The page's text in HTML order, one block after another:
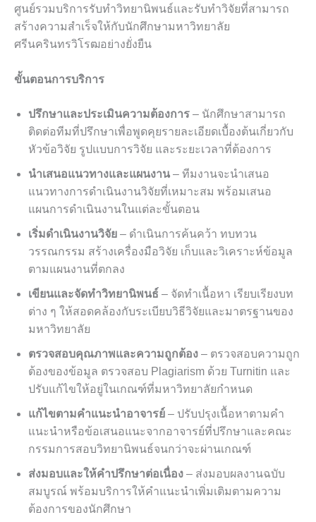
ศูนย์รวมบริการรับทำวิทยานิพนธ์และรับทำวิจัยที่สามารถ
สร้างความสำเร็จให้กับนักศึกษามหาวิทยาลัย
ศรีนครินทรวิโรฒอย่างยั่งยืน
ขั้นตอนการบริการ
ปรึกษาและประเมินความต้องการ – นักศึกษาสามารถ
ติดต่อทีมที่ปรึกษาเพื่อพูดคุยรายละเอียดเบื้องต้นเกี่ยวกับ
หัวข้อวิจัย รูปแบบการวิจัย และระยะเวลาที่ต้องการ
นำเสนอแนวทางและแผนงาน – ทีมงานจะนำเสนอ
แนวทางการดำเนินงานวิจัยที่เหมาะสม พร้อมเสนอ
แผนการดำเนินงานในแต่ละขั้นตอน
เริ่มดำเนินงานวิจัย – ดำเนินการค้นคว้า ทบทวน
วรรณกรรม สร้างเครื่องมือวิจัย เก็บและวิเคราะห์ข้อมูล
ตามแผนงานที่ตกลง
เขียนและจัดทำวิทยานิพนธ์ – จัดทำเนื้อหา เรียบเรียงบท
ต่าง ๆ ให้สอดคล้องกับระเบียบวิธีวิจัยและมาตรฐานของ
มหาวิทยาลัย
ตรวจสอบคุณภาพและความถูกต้อง – ตรวจสอบความถูก
ต้องของข้อมูล ตรวจสอบ Plagiarism ด้วย Turnitin และ
ปรับแก้ไขให้อยู่ในเกณฑ์ที่มหาวิทยาลัยกำหนด
แก้ไขตามคำแนะนำอาจารย์ – ปรับปรุงเนื้อหาตามคำ
แนะนำหรือข้อเสนอแนะจากอาจารย์ที่ปรึกษาและคณะ
กรรมการสอบวิทยานิพนธ์จนกว่าจะผ่านเกณฑ์
ส่งมอบและให้คำปรึกษาต่อเนื่อง – ส่งมอบผลงานฉบับ
สมบูรณ์ พร้อมบริการให้คำแนะนำเพิ่มเติมตามความ
ต้องการของนักศึกษา